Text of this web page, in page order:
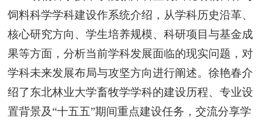
饲料科学学科建设作系统介绍，从学科历史沿革、
核心研究方向、学生培养规模、科研项目与基金成
果等方面，分析当前学科发展面临的现实问题，对
学科未来发展布局与攻坚方向进行阐述。徐艳春介
绍了东北林业大学畜牧学学科的建设历程、专业设
置背景及“十五五”期间重点建设任务，交流分享学